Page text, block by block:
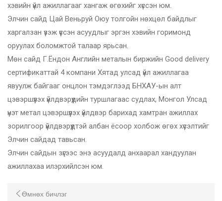
хэвийн үйл ажиллагааг хангаж өгөхийг хүссэн юм.
Элчин сайд Цай Веньруй Оюу толгойн нөхцөл байдлыг
харгалзан үзэж үүссэн асуудлыг эргэн хэвийн горимонд
оруулах боломжтой талаар ярьсан.
Мөн сайд Г.Ёндон Английн металын биржийн Good delivery
сертификаттай 4 компани Хятад улсад үйл ажиллагаа
явуулж байгааг онцлон тэмдэглээд БНХАУ-ын алт
цэвэршүүлэх үйлдвэрүүдийн туршлагаас судлах, Монгол Улсад
үнэт метал цэвэршүүлэх үйлдвэр барихад хамтран ажиллах
зорилгоор үйлдвэрүүдтэй албан ёсоор холбож өгөх хүсэлтийг
Элчин сайдад тавьсан.
Элчин сайдын зүгээс энэ асуудалд анхаарал хандуулан
ажиллахаа илэрхийлсэн юм.
Өмнөх бичлэг